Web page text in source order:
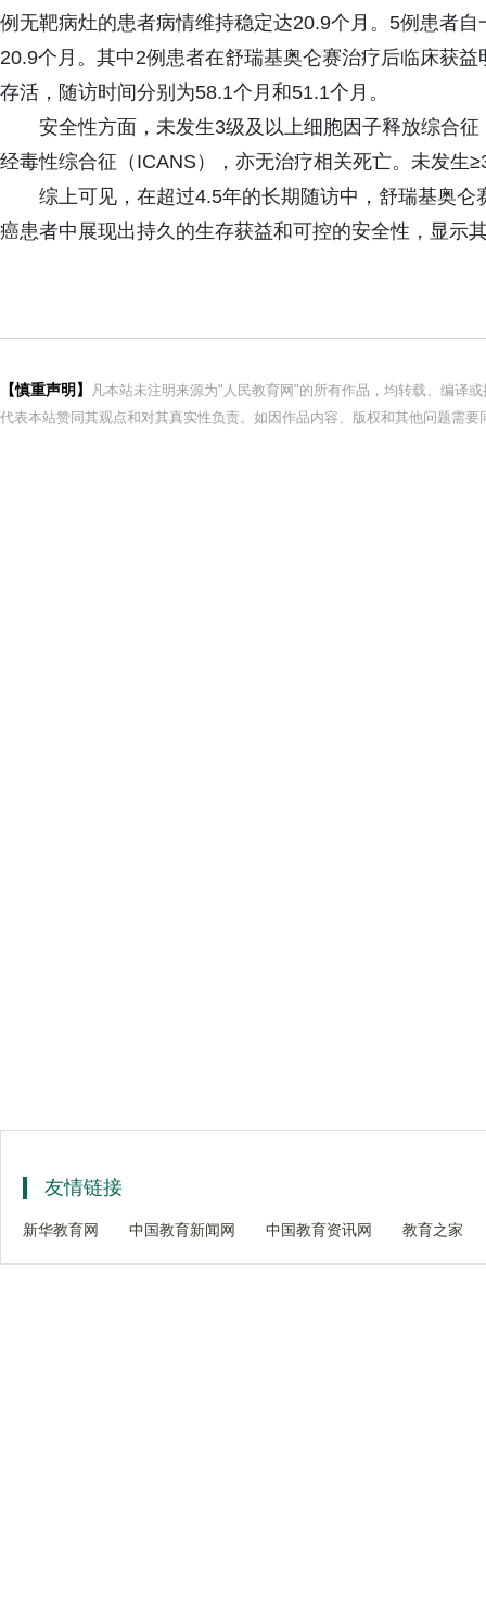
例无靶病灶的患者病情维持稳定达20.9个月。5例患者
20.9个月。其中2例患者在舒瑞基奥仑赛治疗后临床获
存活，随访时间分别为58.1个月和51.1个月。
安全性方面，未发生3级及以上细胞因子释放综合
经毒性综合征（ICANS），亦无治疗相关死亡。未发生
综上可见，在超过4.5年的长期随访中，舒瑞基奥
癌患者中展现出持久的生存获益和可控的安全性，显示
【慎重声明】
凡本站未注明来源为"人民教育网"的所有作品，均转载、编译
代表本站赞同其观点和对其真实性负责。如因作品内容、版权和其他问题需
友情链接
新华教育网 中国教育新闻网 中国教育资讯网 教育之家